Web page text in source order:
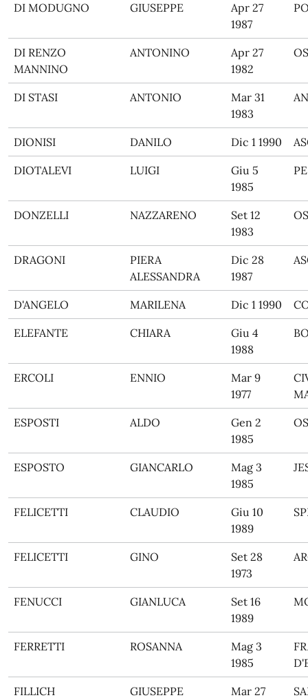
DI MODUGNO GIUSEPPE
Apr 27
1987
DI RENZO
MANNINO
ANTONINO
Apr 27
1982
DI STASI ANTONIO
Mar 31
1983
DIONISI DANILO Dic 1 1990
DIOTALEVI LUIGI
Giu 5
1985
DONZELLI NAZZARENO
Set 12
1983
DRAGONI
PIERA
ALESSANDRA
Dic 28
1987
D'ANGELO MARILENA Dic 1 1990
ELEFANTE CHIARA
Giu 4
1988
ERCOLI ENNIO
Mar 9
1977
ESPOSTI ALDO
Gen 2
1985
ESPOSTO GIANCARLO
Mag 3
1985
FELICETTI CLAUDIO
Giu 10
1989
FELICETTI GINO
Set 28
1973
FENUCCI GIANLUCA
Set 16
1989
FERRETTI ROSANNA
Mag 3
1985
FILLICH GIUSEPPE Mar 27